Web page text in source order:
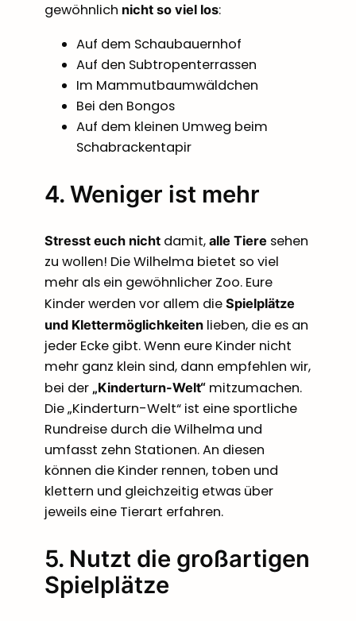
gewöhnlich nicht so viel los:
Auf dem Schaubauernhof
Auf den Subtropenterrassen
Im Mammutbaumwäldchen
Bei den Bongos
Auf dem kleinen Umweg beim
Schabrackentapir
4. Weniger ist mehr
Stresst euch nicht damit, alle Tiere sehen
zu wollen! Die Wilhelma bietet so viel
mehr als ein gewöhnlicher Zoo. Eure
Kinder werden vor allem die Spielplätze
und Klettermöglichkeiten lieben, die es an
jeder Ecke gibt. Wenn eure Kinder nicht
mehr ganz klein sind, dann empfehlen wir,
bei der „Kinderturn-Welt“ mitzumachen.
Die „Kinderturn-Welt“ ist eine sportliche
Rundreise durch die Wilhelma und
umfasst zehn Stationen. An diesen
können die Kinder rennen, toben und
klettern und gleichzeitig etwas über
jeweils eine Tierart erfahren.
5. Nutzt die großartigen
Spielplätze